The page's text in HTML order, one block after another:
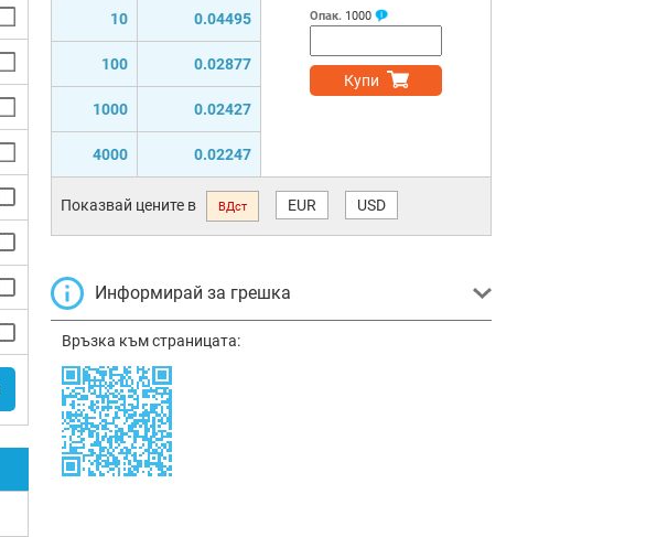
10 0.04495
100 0.02877
1000 0.02427
4000 0.02247
Опак. 1000
Купи
Показвай цените в ВДст EUR USD
Информирай за грешка
Връзка към страницата: